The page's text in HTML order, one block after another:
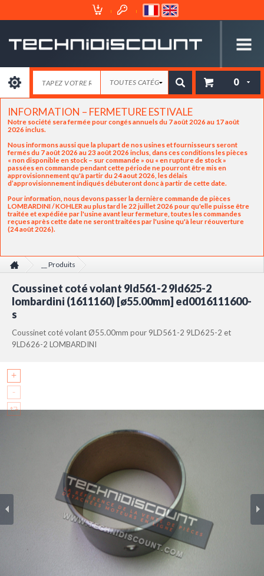
Mon
Espace
0
INFORMATION – FERMETURE ESTIVALE
Notre société sera fermée pour congés annuels du 7 août 2026 au 17 août
2026 inclus.
Nous informons aussi que la plupart de nos usines et fournisseurs seront
fermés du 7 août 2026 au 23 août 2026 inclus, dans ces conditions les pièces
« non disponible en stock – sur commande » ou « en rupture de stock »
passées en commande pendant cette période ne pourront être mis en
approvisionnement qu'à partir du 24 aout 2026, les délais
d’approvisionnement indiqués débuteront donc à partir de cette date.
Pour information, nous devons passer la dernière commande de pièces
LOMBARDINI / KOHLER au plus tard le 22 juillet 2026 pour qu'elle puisse être
traitée et expédiée par l'usine avant leur fermeture, toutes les commandes
reçues après cette date ne seront traitées par l'usine qu'à leur réouverture
(24 août 2026).
__ Produits
ed0016111600-s
Coussinet coté volant 9ld561-2 9ld625-2
lombardini (1611160) [ø55.00mm] ed0016111600-
s
Coussinet coté volant Ø55.00mm pour 9LD561-2 9LD625-2 et
9LD626-2 LOMBARDINI